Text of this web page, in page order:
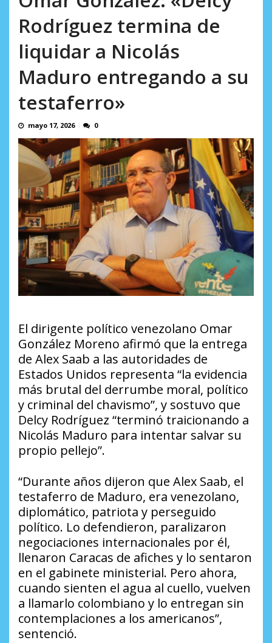
Rodríguez termina de
liquidar a Nicolás
Maduro entregando a su
testaferro»
mayo 17, 2026 0
El dirigente político venezolano Omar
González Moreno afirmó que la entrega
de Alex Saab a las autoridades de
Estados Unidos representa “la evidencia
más brutal del derrumbe moral, político
y criminal del chavismo”, y sostuvo que
Delcy Rodríguez “terminó traicionando a
Nicolás Maduro para intentar salvar su
propio pellejo”.
“Durante años dijeron que Alex Saab, el
testaferro de Maduro, era venezolano,
diplomático, patriota y perseguido
político. Lo defendieron, paralizaron
negociaciones internacionales por él,
llenaron Caracas de afiches y lo sentaron
en el gabinete ministerial. Pero ahora,
cuando sienten el agua al cuello, vuelven
a llamarlo colombiano y lo entregan sin
contemplaciones a los americanos”,
sentenció.